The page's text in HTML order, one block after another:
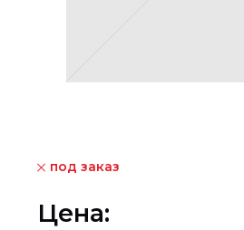
под заказ
Цена: